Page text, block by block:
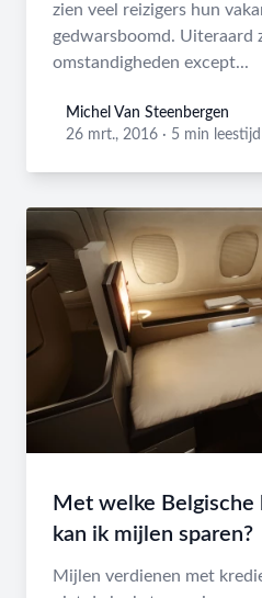
zien veel reizigers hun
gedwarsboomd. Uiteraard
omstandigheden except...
Michel Van Steenbergen
Michel Van Steenbergen
26 mrt., 2016 · 5 min leestijd
Met welke Belgische
kan ik mijlen sparen?
Mijlen verdienen met